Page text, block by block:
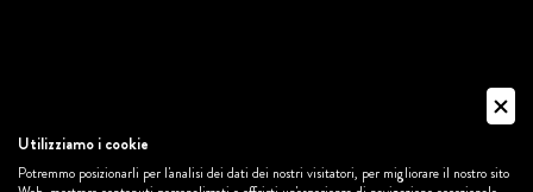
A SOCIO
UNICO - P.IVA:
Utilizziamo i cookie
Potremmo posizionarli per l'analisi dei dati dei nostri visitatori, per migliorare il nostro sito